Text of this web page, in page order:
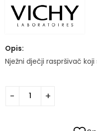
Opis:
Nježni dječji raspršivač